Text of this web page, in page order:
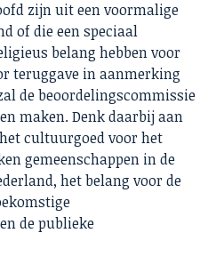
zijn uit een voormalige
of die een speciaal
belang hebben voor
teruggave in aanmerking
de beoordelingscommissie
maken. Denk daarbij aan
cultuurgoed voor het
gemeenschappen in de
het belang voor de
de publieke